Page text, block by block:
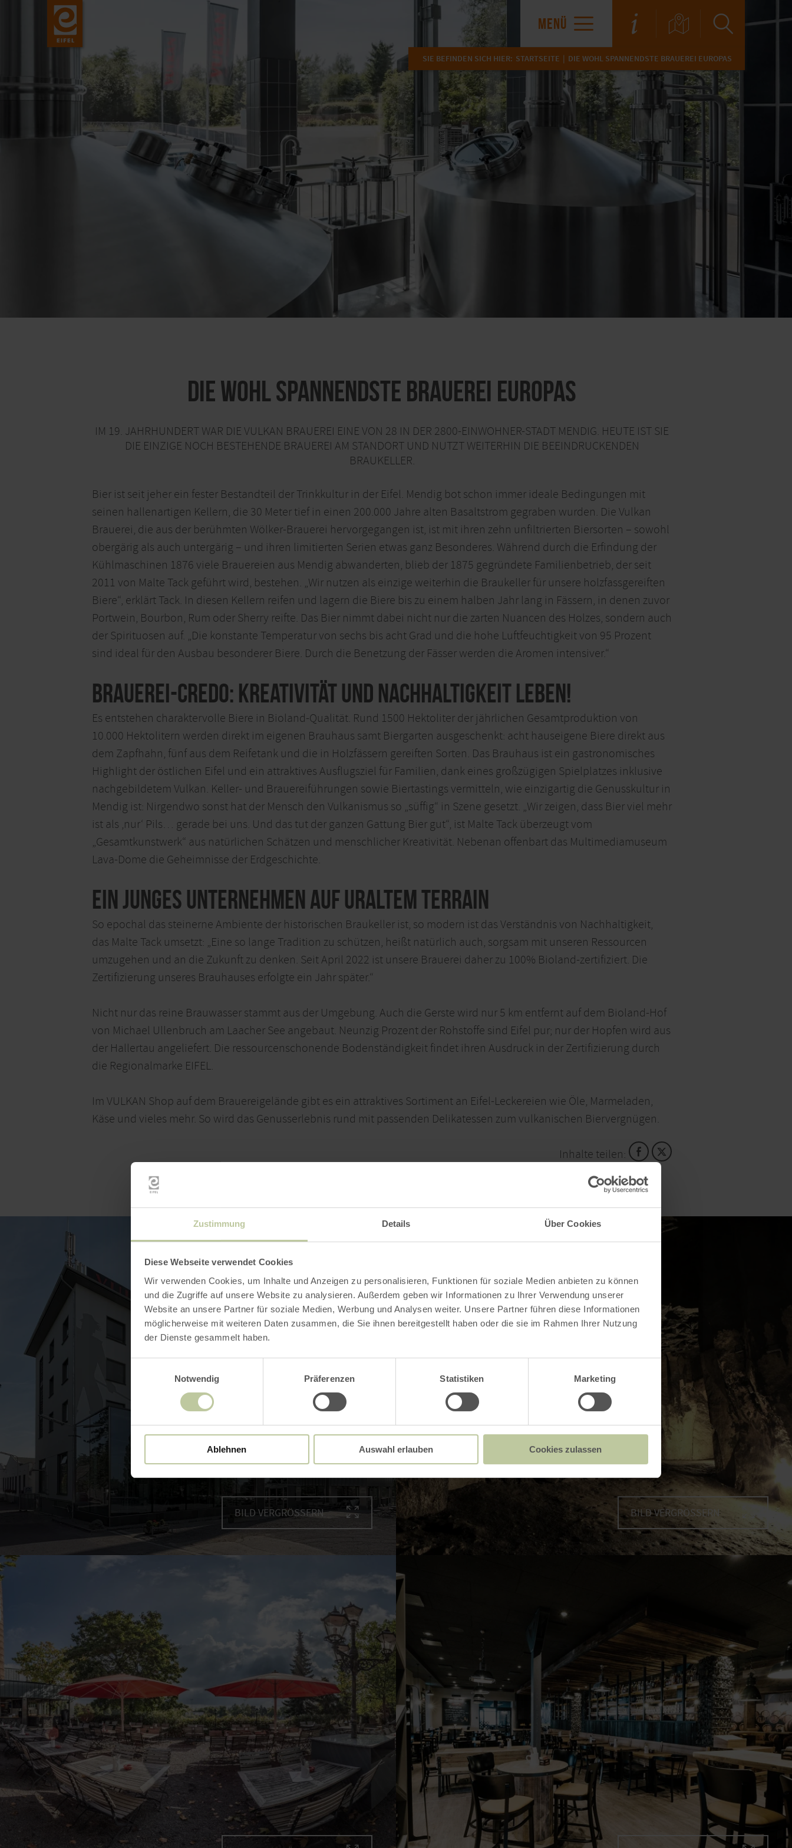
Zustimmung Details Über Cookies
Diese Webseite verwendet Cookies
Wir verwenden Cookies, um Inhalte und Anzeigen zu personalisieren, Funktionen für soziale Medien anbieten zu können
und die Zugriffe auf unsere Website zu analysieren. Außerdem geben wir Informationen zu Ihrer Verwendung unserer
Website an unsere Partner für soziale Medien, Werbung und Analysen weiter. Unsere Partner führen diese Informationen
möglicherweise mit weiteren Daten zusammen, die Sie ihnen bereitgestellt haben oder die sie im Rahmen Ihrer Nutzung
der Dienste gesammelt haben.
Notwendig
Präferenzen Statistiken Marketing
Ablehnen Auswahl erlauben Cookies zulassen
MENÜ
SIE BEFINDEN SICH HIER: STARTSEITE DIE WOHL SPANNENDSTE BRAUEREI EUROPAS
Die wohl spannendste Brauerei Europas
IM 19. JAHRHUNDERT WAR DIE VULKAN BRAUEREI EINE VON 28 IN DER 2800-EINWOHNER-STADT MENDIG. HEUTE IST SIE
DIE EINZIGE NOCH BESTEHENDE BRAUEREI AM STANDORT UND NUTZT WEITERHIN DIE BEEINDRUCKENDEN
BRAUKELLER.
Bier ist seit jeher ein fester Bestandteil der Trinkkultur in der Eifel. Mendig bot schon immer ideale Bedingungen mit
seinen hallenartigen Kellern, die 30 Meter tief in einen 200.000 Jahre alten Basaltstrom gegraben wurden. Die Vulkan
Brauerei, die aus der berühmten Wölker-Brauerei hervorgegangen ist, ist mit ihren zehn unfiltrierten Biersorten – sowohl
obergärig als auch untergärig – und ihren limitierten Serien etwas ganz Besonderes. Während durch die Erfindung der
Kühlmaschinen 1876 viele Brauereien aus Mendig abwanderten, blieb der 1875 gegründete Familienbetrieb, der seit
2011 von Malte Tack geführt wird, bestehen. „Wir nutzen als einzige weiterhin die Braukeller für unsere holzfassgereiften
Biere“, erklärt Tack. In diesen Kellern reifen und lagern die Biere bis zu einem halben Jahr lang in Fässern, in denen zuvor
Portwein, Bourbon, Rum oder Sherry reifte. Das Bier nimmt dabei nicht nur die zarten Nuancen des Holzes, sondern auch
der Spirituosen auf. „Die konstante Temperatur von sechs bis acht Grad und die hohe Luftfeuchtigkeit von 95 Prozent
sind ideal für den Ausbau besonderer Biere. Durch die Benetzung der Fässer werden die Aromen intensiver.“
Brauerei-Credo: Kreativität und Nachhaltigkeit leben!
Es entstehen charaktervolle Biere in Bioland-Qualität. Rund 1500 Hektoliter der jährlichen Gesamtproduktion von
10.000 Hektolitern werden direkt im eigenen Brauhaus samt Biergarten ausgeschenkt: acht hauseigene Biere direkt aus
dem Zapfhahn, fünf aus dem Reifetank und die in Holzfässern gereiften Sorten. Das Brauhaus ist ein gastronomisches
Highlight der östlichen Eifel und ein attraktives Ausflugsziel für Familien, dank eines großzügigen Spielplatzes inklusive
nachgebildetem Vulkan. Keller- und Brauereiführungen sowie Biertastings vermitteln, wie einzigartig die Genusskultur in
Mendig ist: Nirgendwo sonst hat der Mensch den Vulkanismus so „süffig“ in Szene gesetzt. „Wir zeigen, dass Bier viel mehr
ist als ‚nur‘ Pils… gerade bei uns. Und das tut der ganzen Gattung Bier gut“, ist Malte Tack überzeugt vom
„Gesamtkunstwerk“ aus natürlichen Schätzen und menschlicher Kreativität. Nebenan offenbart das Multimediamuseum
Lava-Dome die Geheimnisse der Erdgeschichte.
Ein junges Unternehmen auf uraltem Terrain
So epochal das steinerne Ambiente der historischen Braukeller ist, so modern ist das Verständnis von Nachhaltigkeit,
das Malte Tack umsetzt: „Eine so lange Tradition zu schützen, heißt natürlich auch, sorgsam mit unseren Ressourcen
umzugehen und an die Zukunft zu denken. Seit April 2022 ist unsere Brauerei daher zu 100% Bioland-zertifiziert. Die
Zertifizierung unseres Brauhauses erfolgte ein Jahr später.“
Nicht nur das reine Brauwasser stammt aus der Umgebung. Auch die Gerste wird nur 5 km entfernt auf dem Bioland-Hof
von Michael Ullenbruch am Laacher See angebaut. Neunzig Prozent der Rohstoffe sind Eifel pur; nur der Hopfen wird aus
der Hallertau angeliefert. Die ressourcenschonende Bodenständigkeit findet ihren Ausdruck in der Zertifizierung durch
die Regionalmarke EIFEL.
Im VULKAN Shop auf dem Brauereigelände gibt es ein attraktives Sortiment an Eifel-Leckereien wie Öle, Marmeladen,
Käse und vieles mehr. So wird das Genusserlebnis rund mit passenden Delikatessen zum vulkanischen Biervergnügen.
Inhalte teilen:
BILD VERGRÖSSERN BILD VERGRÖSSERN